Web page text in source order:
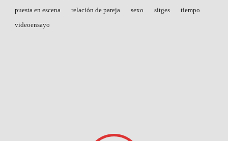
puesta en escena
relación de pareja sexo sitges
tiempo
videoensayo